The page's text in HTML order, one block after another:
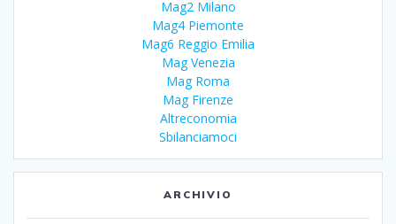
Mag2 Milano
Mag4 Piemonte
Mag6 Reggio Emilia
Mag Venezia
Mag Roma
Mag Firenze
Altreconomia
Sbilanciamoci
ARCHIVIO